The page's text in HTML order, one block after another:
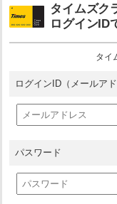
タイムズク
ログインID
タイ
ログインID （メールア
パスワード